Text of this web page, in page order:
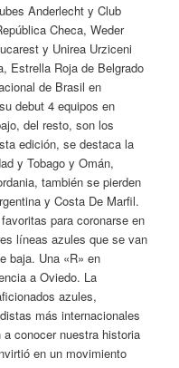
Anderlecht y Club
Checa, Weder
y Unirea Urziceni
Estrella Roja de Belgrado
de Brasil en
debut 4 equipos en
del resto, son los
edición, se destaca la
y Tobago y Omán,
también se pierden
y Costa De Marfil.
para coronarse en
líneas azules que se van
baja. Una «R» en
a Oviedo. La
azules,
más internacionales
conocer nuestra historia
en un movimiento